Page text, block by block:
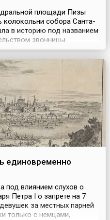
площади Пизы
собора Санта-
в историю под названием
звонницы
из Инсбрука и Боннано.
высотой 11 метров и два
обнаружил, что
на четыре
единовременно
под влиянием слухов о
Петра I о запрете на 7
за местных парней
только с немцами,